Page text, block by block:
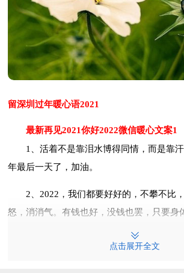
留深圳过年暖心语2021
最新再见2021你好2022微信暖心文案1
1、活着不是靠泪水博得同情，而是靠汗
年最后一天了，加油。
2、2022，我们都要好好的，不攀不比
怒，消消气。有钱也好，没钱也罢，只要身
点击展开全文